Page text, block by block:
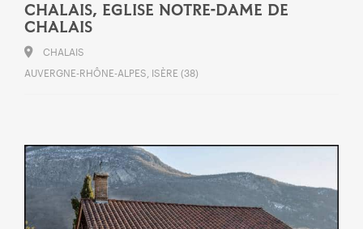
CHALAIS, EGLISE NOTRE-DAME DE
CHALAIS
CHALAIS
AUVERGNE-RHÔNE-ALPES, ISÈRE (38)